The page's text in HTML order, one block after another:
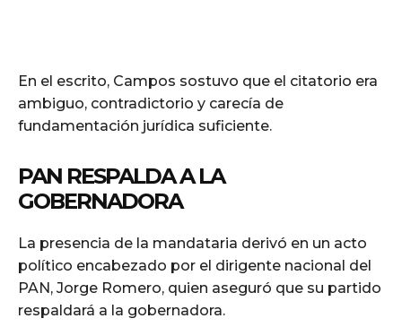
En el escrito, Campos sostuvo que el citatorio era
ambiguo, contradictorio y carecía de
fundamentación jurídica suficiente.
PAN RESPALDA A LA
GOBERNADORA
La presencia de la mandataria derivó en un acto
político encabezado por el dirigente nacional del
PAN, Jorge Romero, quien aseguró que su partido
respaldará a la gobernadora.